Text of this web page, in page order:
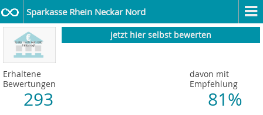
Sparkasse Rhein Neckar Nord
jetzt hier selbst bewerten
Erhaltene
Bewertungen
293
davon mit
Empfehlung
81%